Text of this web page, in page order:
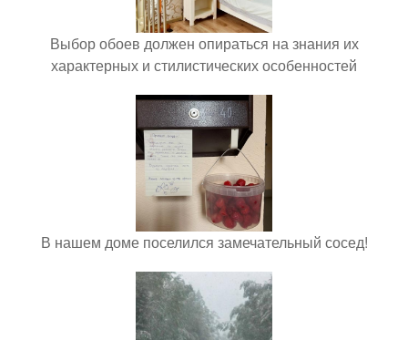
Выбор обоев должен опираться на знания их
характерных и стилистических особенностей
В нашем доме поселился замечательный сосед!